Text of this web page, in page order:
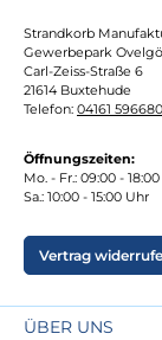
Strandkorb
Gewerbepark
Carl-Zeiss-Straße 6
21614 Buxtehude
Telefon: 04161 596680
Öffnungszeiten:
Mo. - Fr.: 09:00 -
Sa.: 10:00 - 15:00 Uhr
Vertrag
ÜBER UNS